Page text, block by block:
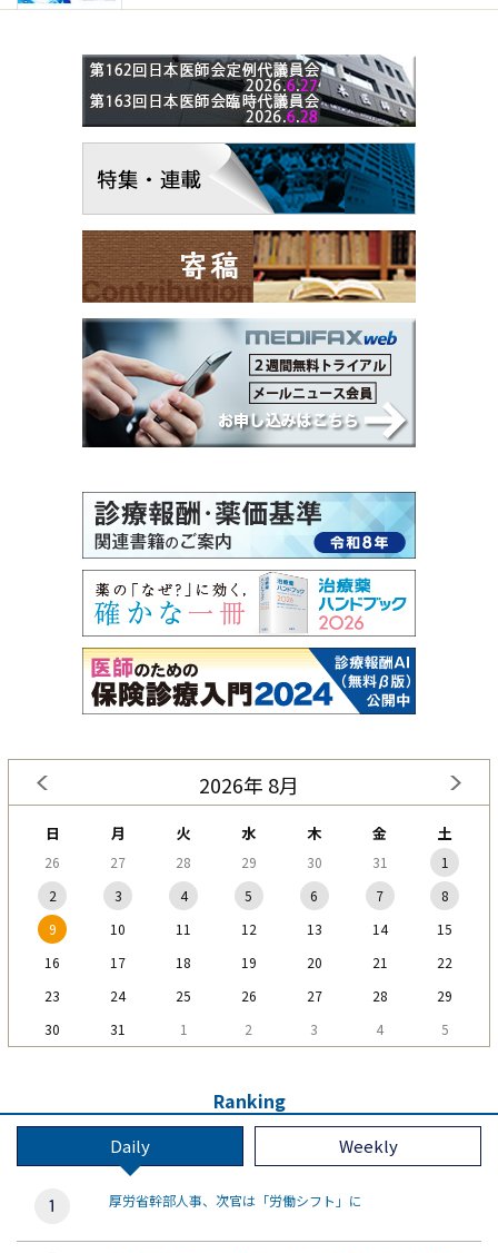
2026年 8月
日 月 火 水 木 金 土
26 27 28 29 30 31
1
2
3 4 5 6 7
8
9
10 11 12 13 14
15
16
17 18 19 20 21
22
23
24 25 26 27 28
29
30
31 1 2 3 4 5
Ranking
Daily Weekly
厚労省幹部人事、次官は「労働シフト」に